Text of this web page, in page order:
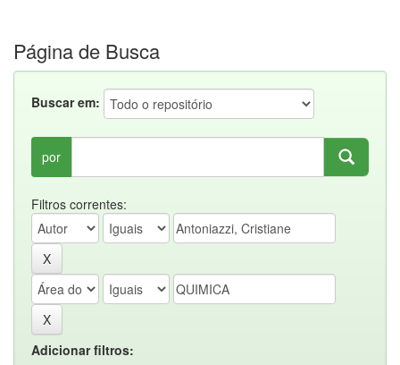
Página de Busca
Buscar em:
por
Filtros correntes:
Adicionar filtros: